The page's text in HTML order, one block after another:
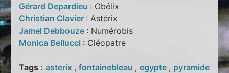
Gérard Depardieu : Obélix
Christian Clavier : Astérix
Jamel Debbouze : Numérobis
Monica Bellucci : Cléopatre
Tags : asterix ,fontainebleau ,egypte , pyramide